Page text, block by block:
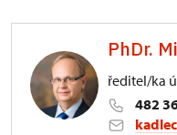
PhDr.
ředitel/ka
482